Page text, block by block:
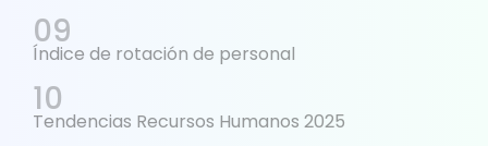
Índice de rotación de personal
Tendencias Recursos Humanos 2025